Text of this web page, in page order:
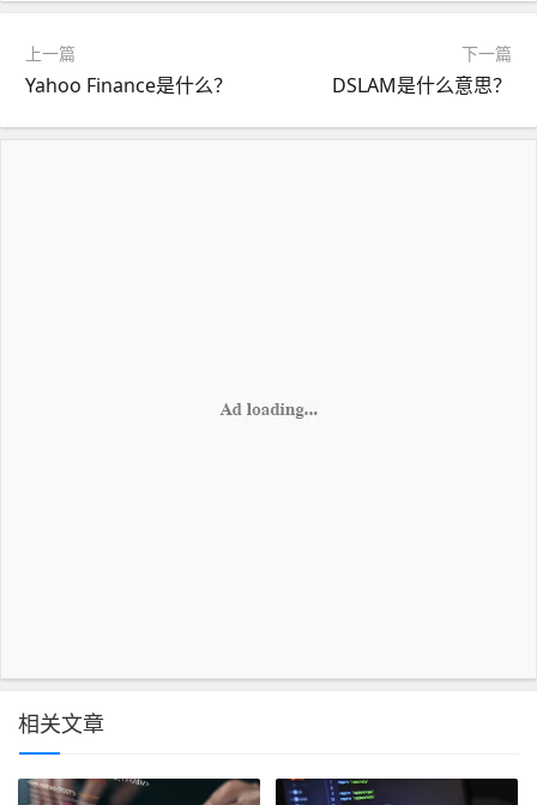
上一篇
Yahoo Finance是什么？
下一篇
DSLAM是什么意思？
相关文章